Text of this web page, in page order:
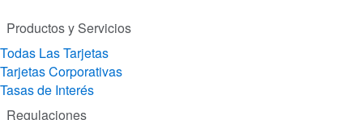
Productos y Servicios
Todas Las Tarjetas
Tarjetas Corporativas
Tasas de Interés
Regulaciones